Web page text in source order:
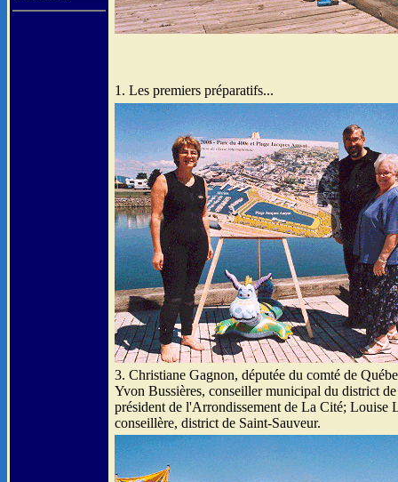
1. Les premiers préparatifs...
3. Christiane Gagnon, députée du comté de
Yvon Bussières, conseiller municipal du district
président de l'Arrondissement de La Cité; Louise
conseillère, district de Saint-Sauveur.